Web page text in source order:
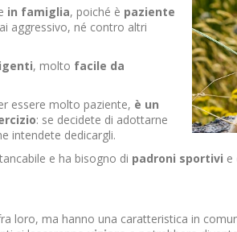
in famiglia, poiché è paziente
aggressivo, né contro altri
, molto facile da
essere molto paziente, è un
: se decidete di adottarne
intendete dedicargli.
e ha bisogno di padroni sportivi e
loro, ma hanno una caratteristica in